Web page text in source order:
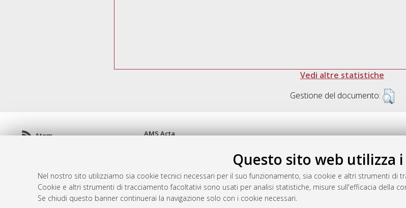
Questo sito web utilizza
Nel nostro sito utilizziamo sia cookie tecnici necessari per il suo funzionamento, sia cookie e altri strumenti di
Cookie e altri strumenti di tracciamento facoltativi sono usati per analisi statistiche, misure sull'efficacia della
Se chiudi questo banner continuerai la navigazione solo con i cookie necessari.
Vedi altre statistiche
Gestione del documento:
Atom
AMS Acta
doi.org/10.17616/R3P19R
Servizio implementato e gestito da
AlmaDL
Impostazioni Cookie
Informativa sulla privacy